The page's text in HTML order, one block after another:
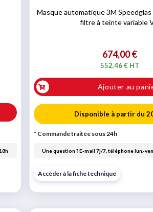
Masque automatique 3M
filtre à teinte variable
674,00 €
552,46 € HT
Ajouter au
Disponible à partir du
* Commande traitée sous 24h
Une question ? E-mail 7j/7, téléphone lun.-
Accéder à la fiche technique